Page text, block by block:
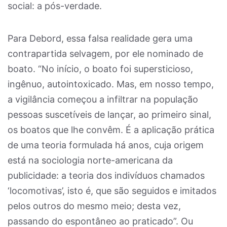
social: a pós-verdade.
Para Debord, essa falsa realidade gera uma
contrapartida selvagem, por ele nominado de
boato. “No início, o boato foi supersticioso,
ingênuo, autointoxicado. Mas, em nosso tempo,
a vigilância começou a infiltrar na população
pessoas suscetíveis de lançar, ao primeiro sinal,
os boatos que lhe convêm. É a aplicação prática
de uma teoria formulada há anos, cuja origem
está na sociologia norte-americana da
publicidade: a teoria dos indivíduos chamados
‘locomotivas’, isto é, que são seguidos e imitados
pelos outros do mesmo meio; desta vez,
passando do espontâneo ao praticado”. Ou